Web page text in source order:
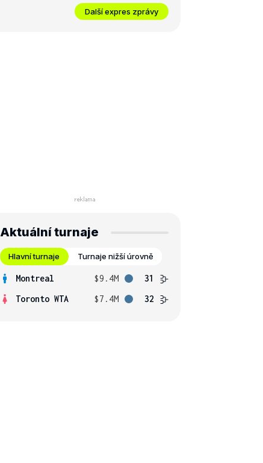
Další expres zprávy
Aktuální turnaje
Hlavní turnaje Turnaje nižší úrovně
Montreal $9.4M
31
Toronto WTA
$7.4M 32